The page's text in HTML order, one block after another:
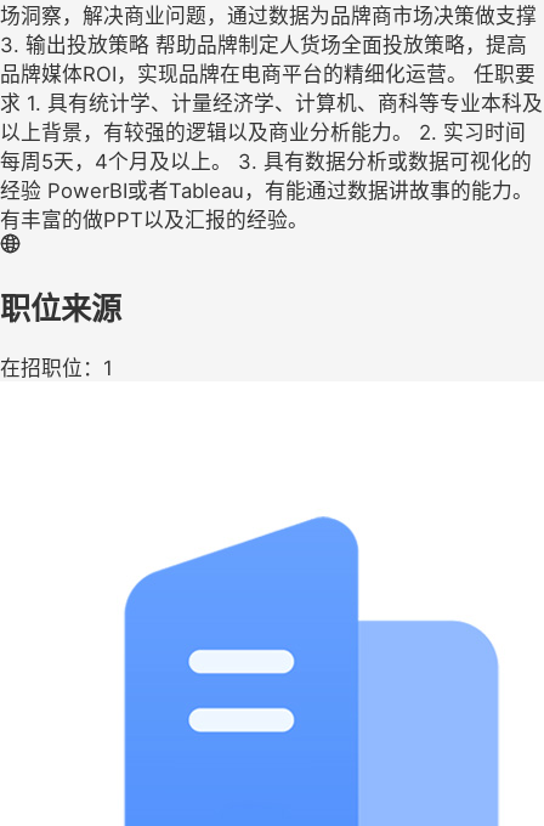
场洞察，解决商业问题，通过数据为品牌商市场决策做支撑
3. 输出投放策略 帮助品牌制定人货场全面投放策略，提高
品牌媒体ROI，实现品牌在电商平台的精细化运营。 任职要
求 1. 具有统计学、计量经济学、计算机、商科等专业本科及
以上背景，有较强的逻辑以及商业分析能力。 2. 实习时间
每周5天，4个月及以上。 3. 具有数据分析或数据可视化的
经验 PowerBI或者Tableau，有能通过数据讲故事的能力。
有丰富的做PPT以及汇报的经验。
职位来源
在招职位：1